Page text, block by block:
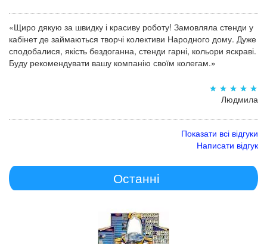
«Щиро дякую за швидку і красиву роботу! Замовляла стенди у
кабінет де займаються творчі колективи Народного дому. Дуже
сподобалися, якість бездоганна, стенди гарні, кольори яскраві.
Буду рекомендувати вашу компанію своїм колегам.»
Людмила
Показати всі відгуки
Написати відгук
Останні